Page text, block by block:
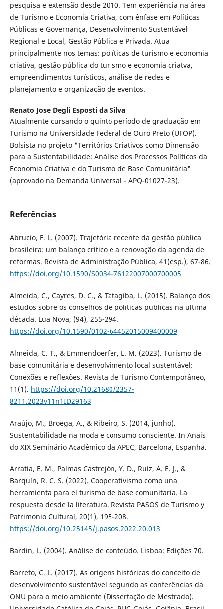
pesquisa e extensão desde 2010. Tem experiência na área
de Turismo e Economia Criativa, com ênfase em Políticas
Públicas e Governança, Desenvolvimento Sustentável
Regional e Local, Gestão Pública e Privada. Atua
principalmente nos temas: políticas de turismo e economia
criativa, gestão pública do turismo e economia criatva,
empreendimentos turísticos, análise de redes e
planejamento e organização de eventos.
Renato Jose Degli Esposti da Silva
Atualmente cursando o quinto período de graduação em
Turismo na Universidade Federal de Ouro Preto (UFOP).
Bolsista no projeto "Territórios Criativos como Dimensão
para a Sustentabilidade: Análise dos Processos Políticos da
Economia Criativa e do Turismo de Base Comunitária"
(aprovado na Demanda Universal - APQ-01027-23).
Referências
Abrucio, F. L. (2007). Trajetória recente da gestão pública
brasileira: um balanço crítico e a renovação da agenda de
reformas. Revista de Administração Pública, 41(esp.), 67-86.
https://doi.org/10.1590/S0034-76122007000700005
Almeida, C., Cayres, D. C., & Tatagiba, L. (2015). Balanço dos
estudos sobre os conselhos de políticas públicas na última
década. Lua Nova, (94), 255-294.
https://doi.org/10.1590/0102-64452015009400009
Almeida, C. T., & Emmendoerfer, L. M. (2023). Turismo de
base comunitária e desenvolvimento local sustentável:
Conexões e reflexões. Revista de Turismo Contemporâneo,
11(1). https://doi.org/10.21680/2357-
8211.2023v11n1ID29163
Araújo, M., Broega, A., & Ribeiro, S. (2014, junho).
Sustentabilidade na moda e consumo consciente. In Anais
do XIX Seminário Acadêmico da APEC, Barcelona, Espanha.
Arratia, E. M., Palmas Castrejón, Y. D., Ruíz, A. E. J., &
Barquín, R. C. S. (2022). Cooperativismo como una
herramienta para el turismo de base comunitaria. La
respuesta desde la literatura. Revista PASOS de Turismo y
Patrimonio Cultural, 20(1), 195-208.
https://doi.org/10.25145/j.pasos.2022.20.013
Bardin, L. (2004). Análise de conteúdo. Lisboa: Edições 70.
Barreto, C. L. (2017). As origens históricas do conceito de
desenvolvimento sustentável segundo as conferências da
ONU para o meio ambiente (Dissertação de Mestrado).